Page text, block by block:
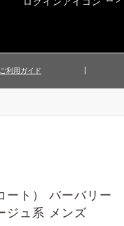
ご利用ガイド
ート） バーバリー
ジュ系 メンズ